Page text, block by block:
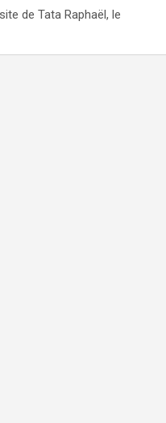
de Tata Raphaël, le